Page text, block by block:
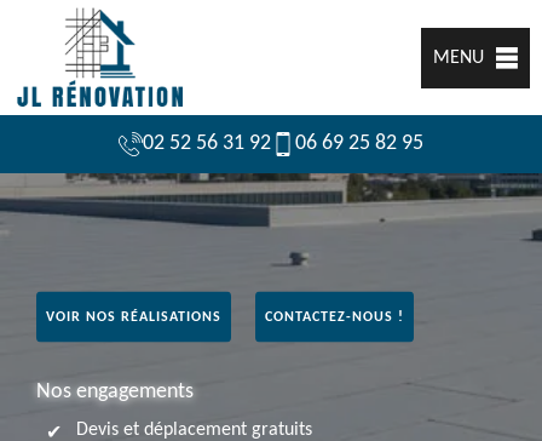
MENU
02 52 56 31 92 06 69 25 82 95
VOIR NOS RÉALISATIONS CONTACTEZ-NOUS !
Nos engagements
Devis et déplacement gratuits